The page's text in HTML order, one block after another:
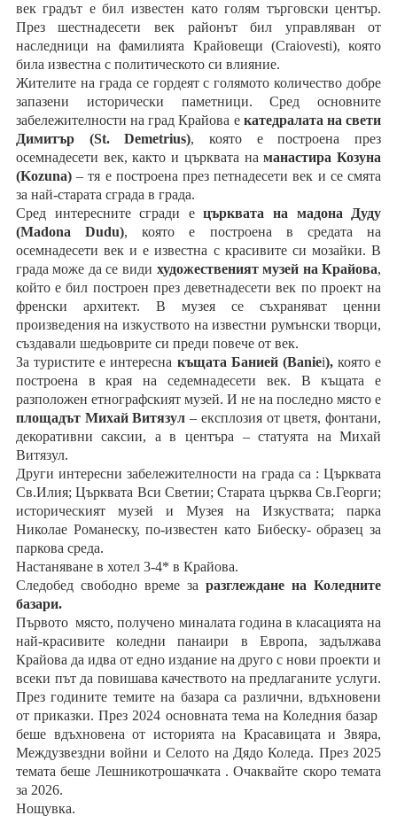
век градът е бил известен като голям търговски център.
През шестнадесети век районът бил управляван от
наследници на фамилията Крайовещи (Craiovesti), която
била известна с политическото си влияние.
Жителите на града се гордеят с голямото количество добре
запазени исторически паметници. Сред основните
забележителности на град Крайова е катедралата на свети
Димитър (St. Demetrius), която е построена през
осемнадесети век, както и църквата наманастира Козуна
(Kozunа)– тя е построена през петнадесети век и се смята
за най-старата сграда в града.
Сред интересните сгради ецърквата на мадона Дуду
(Мadona Dudu), която е построена в средата на
осемнадесети век и е известна с красивите си мозайки. В
града може да се види художественият музей на Крайова,
който е бил построен през деветнадесети век по проект на
френски архитект. В музея се съхраняват ценни
произведения на изкуството на известни румънски творци,
създавали шедьоврите си преди повече от век.
За туристите е интересна къщата Банией (Bаniei),която е
построена в края на седемнадесети век. В къщата е
разположен етнографският музей. И не на последно място е
площадът Михай Витязул – експлозия от цветя, фонтани,
декоративни саксии, а в центъра – статуята на Михай
Витязул.
Други интересни забележителности на града са : Църквата
Св.Илия; Църквата Вси Светии; Старата църква Св.Георги;
историческият музей и Музея на Изкуствата; парка
Николае Романеску, по-известен като Бибеску- образец за
паркова среда.
Настаняване в хотел 3-4* в Крайова.
Следобед свободно време заразглеждане на Коледните
базари.
Първото място, получено миналата година в класацията на
най-красивите коледни панаири в Европа, задължава
Крайова да идва от едно издание на друго с нови проекти и
всеки път да повишава качеството на предлаганите услуги.
През годините темите на базара са различни, вдъхновени
от приказки. През 2024 основната тема на Коледния базар
беше вдъхновена от историята на Красавицата и Звяра,
Междузвездни войни и Селото на Дядо Коледа. През 2025
темата беше Лешникотрошачката . Очаквайте скоро темата
за 2026.
Нощувка.